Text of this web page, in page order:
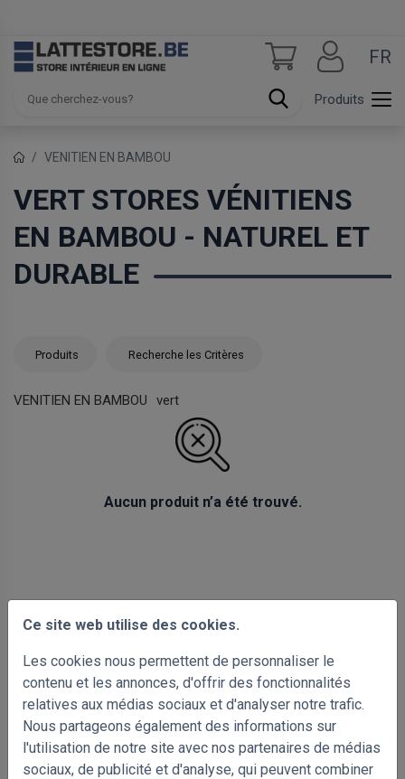
Ce site web utilise des cookies.
Les cookies nous permettent de personnaliser le
contenu et les annonces, d'offrir des fonctionnalités
relatives aux médias sociaux et d'analyser notre trafic.
Nous partageons également des informations sur
l'utilisation de notre site avec nos partenaires de médias
sociaux, de publicité et d'analyse, qui peuvent combiner
Produits
FR
VENITIEN EN BAMBOU
VERT STORES VÉNITIENS
EN BAMBOU - NATUREL ET
DURABLE
Produits Recherche les Critères
VENITIEN EN BAMBOU vert
Aucun produit n’a été trouvé.
PRODUITS ASSOCIÉS